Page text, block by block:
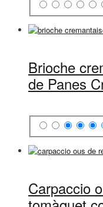
Brioche
de Panes
Carpaccio